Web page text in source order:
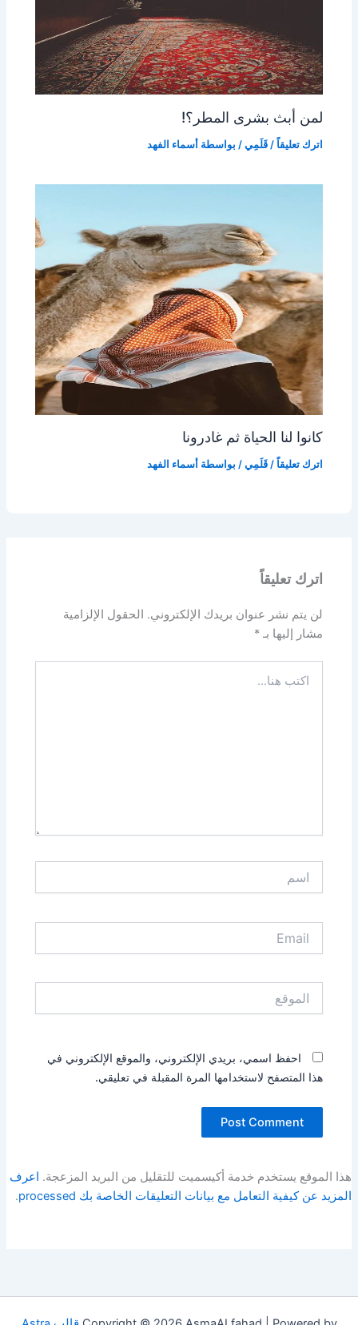
لمن أبث بشرى المطر؟!
اترك تعليقاً /قَلَمِي / بواسطة أسماء الفهد
كانوا لنا الحياة ثم غادرونا
اترك تعليقاً /قَلَمِي / بواسطة أسماء الفهد
اترك تعليقاً
لن يتم نشر عنوان بريدك الإلكتروني. الحقول الإلزامية
مشار إليها بـ*
هنا...
احفظ اسمي، بريدي الإلكتروني، والموقع الإلكتروني في
هذا المتصفح لاستخدامها المرة المقبلة في تعليقي.
هذا الموقع يستخدم خدمة أكيسميت للتقليل من البريد المزعجة. اعرف
المزيد عن كيفية التعامل مع بيانات التعليقات الخاصة بك processed
.